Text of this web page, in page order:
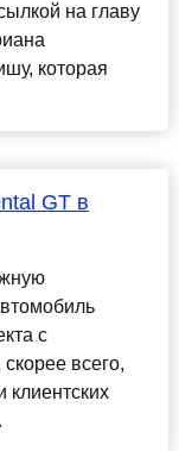
на главу
которая
GT в
с
всего,
клиентских